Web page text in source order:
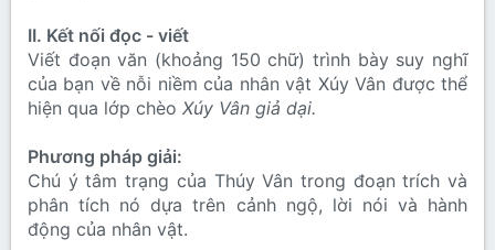
II. Kết nối đọc - viết
Viết đoạn văn (khoảng 150 chữ) trình bày suy nghĩ
của bạn về nỗi niềm của nhân vật Xúy Vân được thể
hiện qua lớp chèo Xúy Vân giả dại.
Phương pháp giải:
Chú ý tâm trạng của Thúy Vân trong đoạn trích và
phân tích nó dựa trên cảnh ngộ, lời nói và hành
động của nhân vật.